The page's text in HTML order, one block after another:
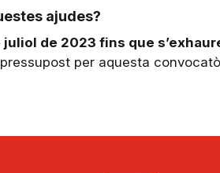
ajudes?
juliol de 2023 fins que
per aquesta